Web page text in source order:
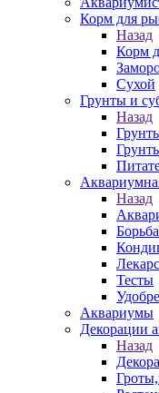
Корм для
Назад
Корм
Сухой
Грунты и
Назад
Назад
Тесты
Аквариумы
Декорации
Назад